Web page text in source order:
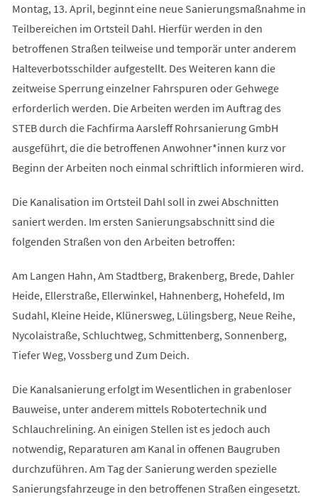
Montag, 13. April, beginnt eine neue Sanierungsmaßnahme in
Teilbereichen im Ortsteil Dahl. Hierfür werden in den
betroffenen Straßen teilweise und temporär unter anderem
Halteverbotsschilder aufgestellt. Des Weiteren kann die
zeitweise Sperrung einzelner Fahrspuren oder Gehwege
erforderlich werden. Die Arbeiten werden im Auftrag des
STEB durch die Fachfirma Aarsleff Rohrsanierung GmbH
ausgeführt, die die betroffenen Anwohner*innen kurz vor
Beginn der Arbeiten noch einmal schriftlich informieren wird.
Die Kanalisation im Ortsteil Dahl soll in zwei Abschnitten
saniert werden. Im ersten Sanierungsabschnitt sind die
folgenden Straßen von den Arbeiten betroffen:
Am Langen Hahn, Am Stadtberg, Brakenberg, Brede, Dahler
Heide, Ellerstraße, Ellerwinkel, Hahnenberg, Hohefeld, Im
Sudahl, Kleine Heide, Klünersweg, Lülingsberg, Neue Reihe,
Nycolaistraße, Schluchtweg, Schmittenberg, Sonnenberg,
Tiefer Weg, Vossberg und Zum Deich.
Die Kanalsanierung erfolgt im Wesentlichen in grabenloser
Bauweise, unter anderem mittels Robotertechnik und
Schlauchrelining. An einigen Stellen ist es jedoch auch
notwendig, Reparaturen am Kanal in offenen Baugruben
durchzuführen. Am Tag der Sanierung werden spezielle
Sanierungsfahrzeuge in den betroffenen Straßen eingesetzt.